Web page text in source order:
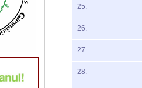
25.
26.
27.
28.